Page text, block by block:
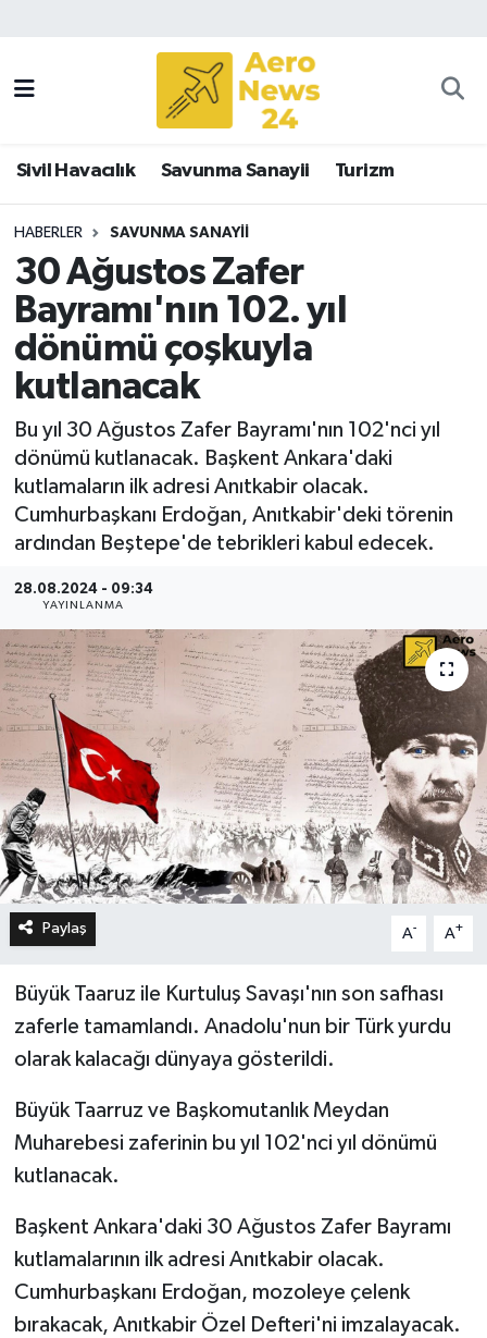
Sivil Havacılık Savunma Sanayii Turizm
HABERLER SAVUNMA SANAYII
30 Ağustos Zafer
Bayramı'nın 102. yıl
dönümü çoşkuyla
kutlanacak
Bu yıl 30 Ağustos Zafer Bayramı'nın 102'nci yıl
dönümü kutlanacak. Başkent Ankara'daki
kutlamaların ilk adresi Anıtkabir olacak.
Cumhurbaşkanı Erdoğan, Anıtkabir'deki törenin
ardından Beştepe'de tebrikleri kabul edecek.
28.08.2024 - 09:34
YAYINLANMA
Paylaş A- A+
Büyük Taaruz ile Kurtuluş Savaşı'nın son safhası
zaferle tamamlandı. Anadolu'nun bir Türk yurdu
olarak kalacağı dünyaya gösterildi.
Büyük Taarruz ve Başkomutanlık Meydan
Muharebesi zaferinin bu yıl 102'nci yıl dönümü
kutlanacak.
Başkent Ankara'daki 30 Ağustos Zafer Bayramı
kutlamalarının ilk adresi Anıtkabir olacak.
Cumhurbaşkanı Erdoğan, mozoleye çelenk
bırakacak, Anıtkabir Özel Defteri'ni imzalayacak.